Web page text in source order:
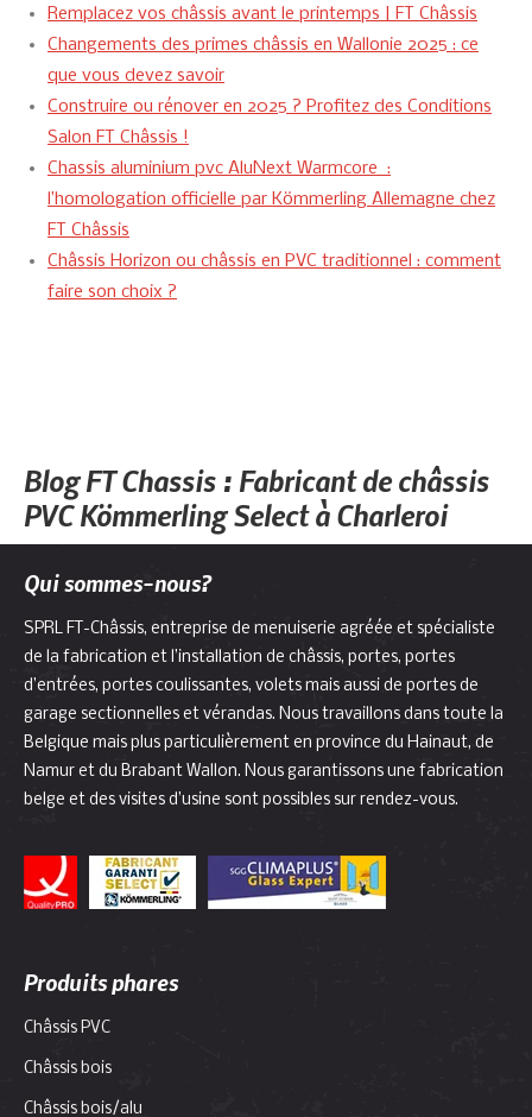
Remplacez vos châssis avant le printemps | FT Châssis
Changements des primes châssis en Wallonie 2025 : ce
que vous devez savoir
Construire ou rénover en 2025 ? Profitez des Conditions
Salon FT Châssis !
Chassis aluminium pvc AluNext Warmcore :
l’homologation officielle par Kömmerling Allemagne chez
FT Châssis
Châssis Horizon ou châssis en PVC traditionnel : comment
faire son choix ?
Blog FT Chassis : Fabricant de châssis
PVC Kömmerling Select à Charleroi
Qui sommes-nous?
SPRL FT-Châssis, entreprise de menuiserie agréée et spécialiste
de la fabrication et l’installation de châssis, portes, portes
d’entrées, portes coulissantes, volets mais aussi de portes de
garage sectionnelles et vérandas. Nous travaillons dans toute la
Belgique mais plus particulièrement en province du Hainaut, de
Namur et du Brabant Wallon. Nous garantissons une fabrication
belge et des visites d’usine sont possibles sur rendez-vous.
Produits phares
Châssis PVC
Châssis bois
Châssis bois/alu